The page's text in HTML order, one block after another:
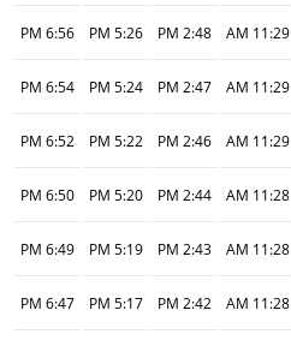
11:29 AM
2:48 PM
5:26 PM
6:56 PM
11:29 AM
2:47 PM
5:24 PM
6:54 PM
11:29 AM
2:46 PM
5:22 PM
6:52 PM
11:28 AM
2:44 PM
5:20 PM
6:50 PM
11:28 AM
2:43 PM
5:19 PM
6:49 PM
11:28 AM
2:42 PM
5:17 PM
6:47 PM